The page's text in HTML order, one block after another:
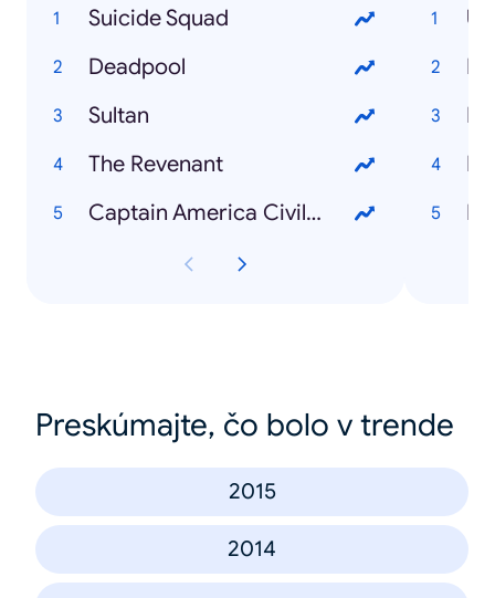
Suicide Squad
Deadpool
Sultan
The Revenant
Captain America Civil War
Preskúmajte, čo bolo v trende
2015
2014